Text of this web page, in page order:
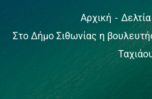
Αρχική
Στο Δήμο Σιθωνίας η